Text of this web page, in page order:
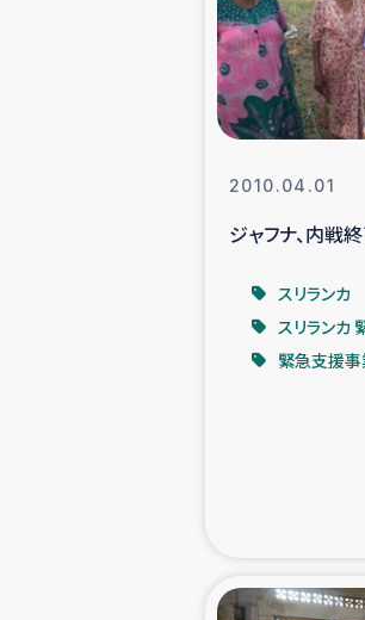
2010.04.01
ジャフナ、内戦
スリランカ
スリランカ
緊急支援